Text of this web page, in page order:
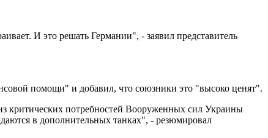
И это решать Германии", - заявил представитель
помощи" и добавил, что союзники это "высоко ценят".
критических потребностей Вооруженных сил Украины
в дополнительных танках", - резюмировал